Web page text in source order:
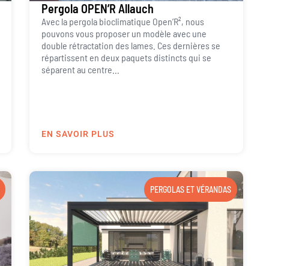
Pergola OPEN’R Allauch
Avec la pergola bioclimatique Open’R², nous
pouvons vous proposer un modèle avec une
double rétractation des lames. Ces dernières se
répartissent en deux paquets distincts qui se
séparent au centre...
EN SAVOIR PLUS
PERGOLAS ET VÉRANDAS